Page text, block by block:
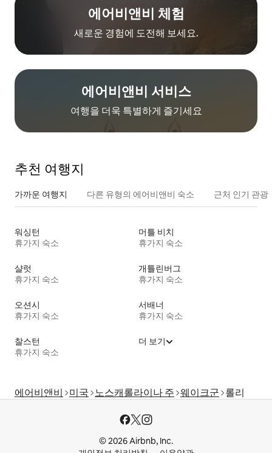
에어비앤비 체험
새로운 경험에 도전해 보세요.
에어비앤비 서비스
여행을 더욱 특별하게 즐기세요
추천 여행지
가까운 여행지 다른 유형의 에어비앤비 숙소 근처 인기 관광
워싱턴
휴가지 숙소
머틀 비치
휴가지 숙소
샬럿
휴가지 숙소
개틀린버그
휴가지 숙소
오션시
휴가지 숙소
서배너
휴가지 숙소
찰스턴
휴가지 숙소
더 보기
에어비앤비 미국 노스캐롤라이나 주 웨이크군 롤리
© 2026 Airbnb, Inc.